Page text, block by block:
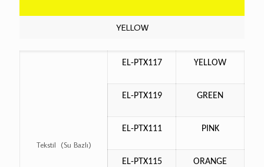
YELLOW
Tekstil (Su Bazlı)
EL-PTX117 YELLOW
EL-PTX119 GREEN
EL-PTX111 PINK
EL-PTX115 ORANGE